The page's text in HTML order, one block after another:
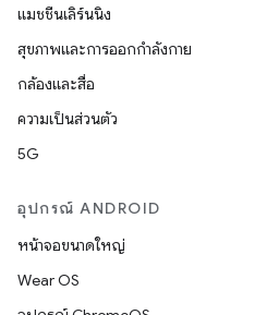
แมชชีนเลิร์นนิง
สุขภาพและการออกกำลังกาย
กล้องและสื่อ
ความเป็นส่วนตัว
5G
อุปกรณ์ ANDROID
หน้าจอขนาดใหญ่
Wear OS